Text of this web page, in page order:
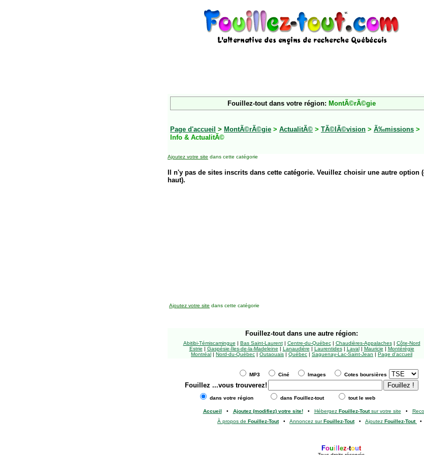
Fouillez-tout dans votre région: MontÃ©rÃ©gie
Page d'accueil > MontÃ©rÃ©gie > ActualitÃ© > TÃ©lÃ©vision > Ã‰missions >
Info & ActualitÃ©
Ajoutez votre site dans cette catégorie
Il n'y pas de sites inscrits dans cette catégorie. Veuillez choisir une autre option
haut).
Ajoutez votre site dans cette catégorie
Fouillez-tout dans une autre région:
Abitibi-Témiscamingue | Bas Saint-Laurent| Centre-du-Québec| Chaudières-Appalaches| Côte-Nord
Estrie | Gaspésie-Îles-de-la-Madeleine | Lanaudière | Laurentides| Laval| Mauricie | Montérégie
Montréal | Nord-du-Québec | Outaouais | Québec | Saguenay-Lac-Saint-Jean | Page d'accueil
MP3 Ciné Images Cotes boursières
Fouillez ...vous trouverez!
dans votre région dans Fouillez-tout tout le web
Accueil • Ajoutez (modifiez) votre site!• Hébergez Fouillez-Toutsur votre site •
À propos de Fouillez-Tout• Annoncez surFouillez-Tout• Ajoutez Fouillez-Tout •
Foui ez-tout